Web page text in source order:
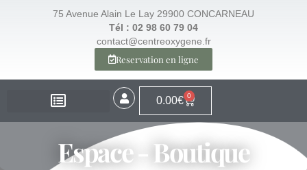
75 Avenue Alain Le Lay 29900 CONCARNEAU
Tél : 02 98 60 79 04
contact@centreoxygene.fr
Reservation en ligne
0.00€ 0
Espace - Boutique